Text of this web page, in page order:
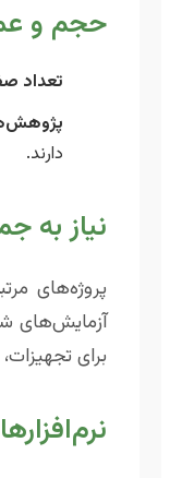
حجم و
تعداد
دارند.
نیاز به
پروژه‌های
آزمایش‌های
برای